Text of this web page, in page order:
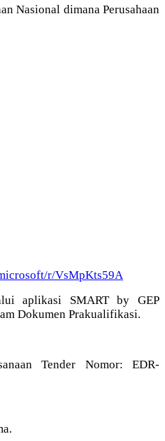
Nasional dimana Perusahaan
r/VsMpKts59A
aplikasi SMART by GEP
Dokumen Prakualifikasi.
Tender Nomor: EDR-